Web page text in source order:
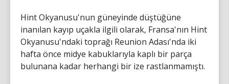
Hint Okyanusu'nun güneyinde düştüğüne
inanılan kayıp uçakla ilgili olarak, Fransa'nın Hint
Okyanusu'ndaki toprağı Reunion Adası'nda iki
hafta önce midye kabuklarıyla kaplı bir parça
bulunana kadar herhangi bir ize rastlanmamıştı.